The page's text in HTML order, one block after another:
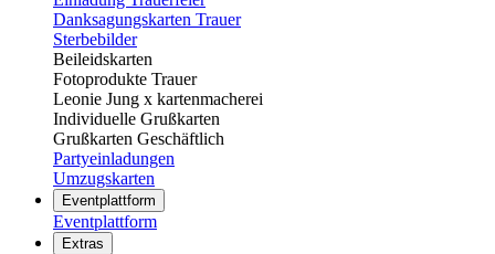
Danksagungskarten Trauer
Sterbebilder
Beileidskarten
Fotoprodukte Trauer
Leonie Jung x kartenmacherei
Individuelle Grußkarten
Grußkarten Geschäftlich
Partyeinladungen
Umzugskarten
Eventplattform
Eventplattform
Extras